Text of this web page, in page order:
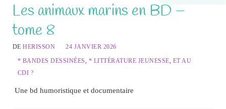
Les animaux marins en BD –
tome 8
DEHERISSON
24 JANVIER 2026
* BANDES DESSINÉES, * LITTÉRATURE JEUNESSE, ET AU
CDI ?
Une bd humoristique et documentaire